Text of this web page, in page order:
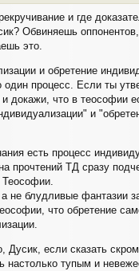
и где
Обвиняешь
это.
и обретение
процесс. Если ты
докажи, что в теософии
и
есть процесс
прочтений ТД сразу
Теософии.
не блудливые фантазии
что обретение
Дусик, если сказать
настолько тупым и